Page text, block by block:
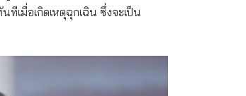
เมื่อเกิดเหตุฉุกเฉิน ซึ่งจะเป็น